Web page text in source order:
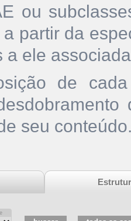
ou
partir da
a ele
de
seu